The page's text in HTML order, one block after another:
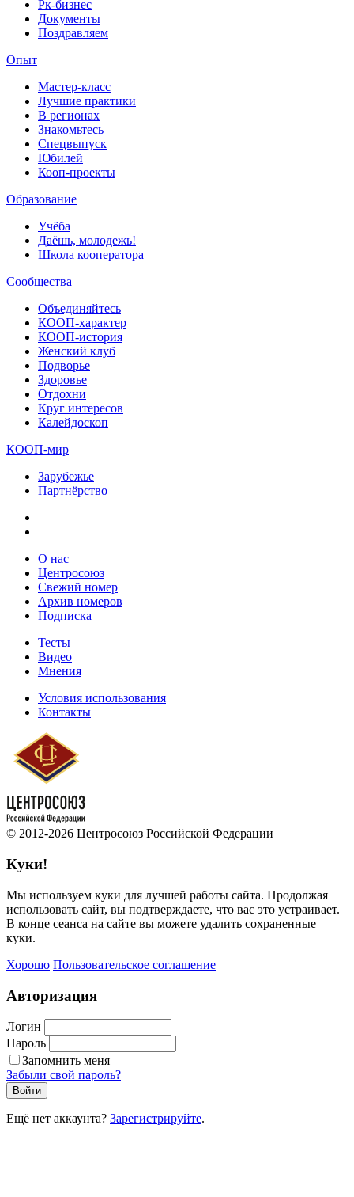
Рк-бизнес
Документы
Поздравляем
Опыт
Мастер-класс
Лучшие практики
В регионах
Знакомьтесь
Спецвыпуск
Юбилей
Кооп-проекты
Образование
Учёба
Даёшь, молодежь!
Школа кооператора
Сообщества
Объединяйтесь
КООП-характер
КООП-история
Женский клуб
Подворье
Здоровье
Отдохни
Круг интересов
Калейдоскоп
КООП-мир
Зарубежье
Партнёрство
О нас
Центросоюз
Свежий номер
Архив номеров
Подписка
Тесты
Видео
Мнения
Условия использования
Контакты
© 2012-2026 Центросоюз Российской Федерации
Куки!
Мы используем куки для лучшей работы сайта. Продолжая
использовать сайт, вы подтверждаете, что вас это устраивает.
В конце сеанса на сайте вы можете удалить сохраненные
куки.
Хорошо Пользовательское соглашение
Авторизация
Логин
Пароль
Запомнить меня
Забыли свой пароль?
Войти
Ещё нет аккаунта? Зарегистрируйте.